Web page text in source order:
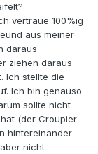
vertraue 100%ig
aus meiner
daraus
ziehen daraus
Ich stellte die
Ich bin genauso
sollte nicht
(der Croupier
hintereinander
nicht